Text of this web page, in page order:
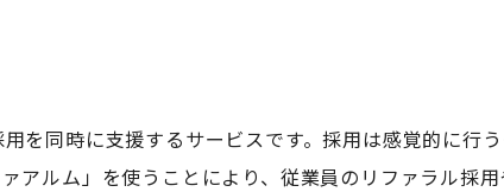
を同時に支援するサービスです。採用は感覚的に行
アルム」を使うことにより、従業員のリファラル採